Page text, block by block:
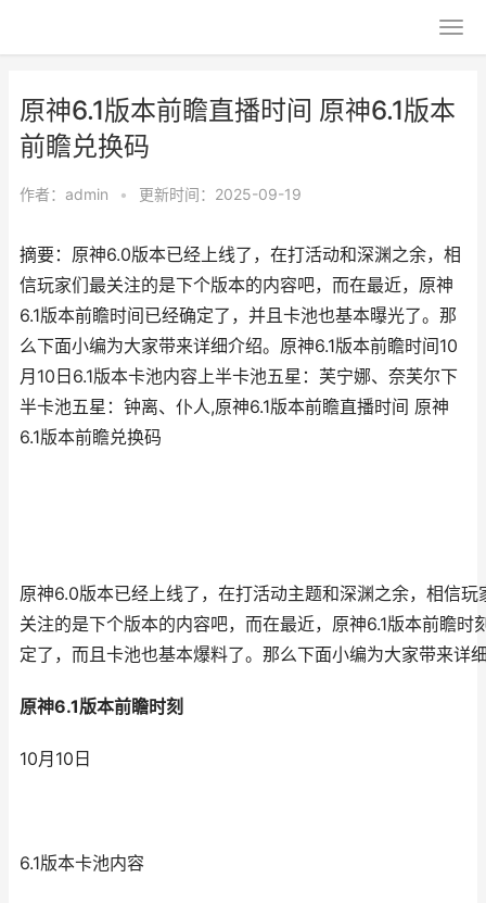
原神6.1版本前瞻直播时间 原神6.1版本
前瞻兑换码
作者： admin • 更新时间：2025-09-19
摘要：原神6.0版本已经上线了，在打活动和深渊之余，相
信玩家们最关注的是下个版本的内容吧，而在最近，原神
6.1版本前瞻时间已经确定了，并且卡池也基本曝光了。那
么下面小编为大家带来详细介绍。原神6.1版本前瞻时间10
月10日6.1版本卡池内容上半卡池五星：芙宁娜、奈芙尔下
半卡池五星：钟离、仆人,原神6.1版本前瞻直播时间 原神
6.1版本前瞻兑换码
原神6.0版本已经上线了，在打活动主题和深渊之余，相信玩
关注的是下个版本的内容吧，而在最近，原神6.1版本前瞻时
定了，而且卡池也基本爆料了。那么下面小编为大家带来详
原神6.1版本前瞻时刻
10月10日
6.1版本卡池内容